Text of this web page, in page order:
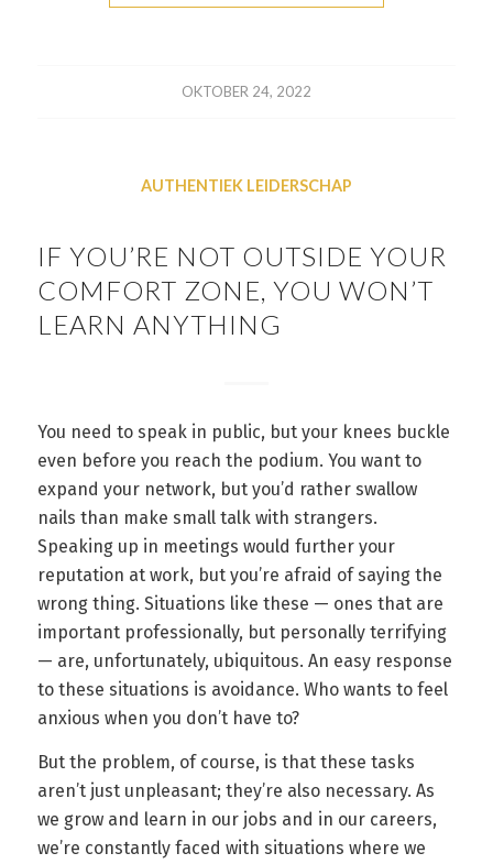
OKTOBER 24, 2022
AUTHENTIEK LEIDERSCHAP
IF YOU’RE NOT OUTSIDE YOUR
COMFORT ZONE, YOU WON’T
LEARN ANYTHING
You need to speak in public, but your knees buckle
even before you reach the podium. You want to
expand your network, but you’d rather swallow
nails than make small talk with strangers.
Speaking up in meetings would further your
reputation at work, but you’re afraid of saying the
wrong thing. Situations like these — ones that are
important professionally, but personally terrifying
— are, unfortunately, ubiquitous. An easy response
to these situations is avoidance. Who wants to feel
anxious when you don’t have to?
But the problem, of course, is that these tasks
aren’t just unpleasant; they’re also necessary. As
we grow and learn in our jobs and in our careers,
we’re constantly faced with situations where we